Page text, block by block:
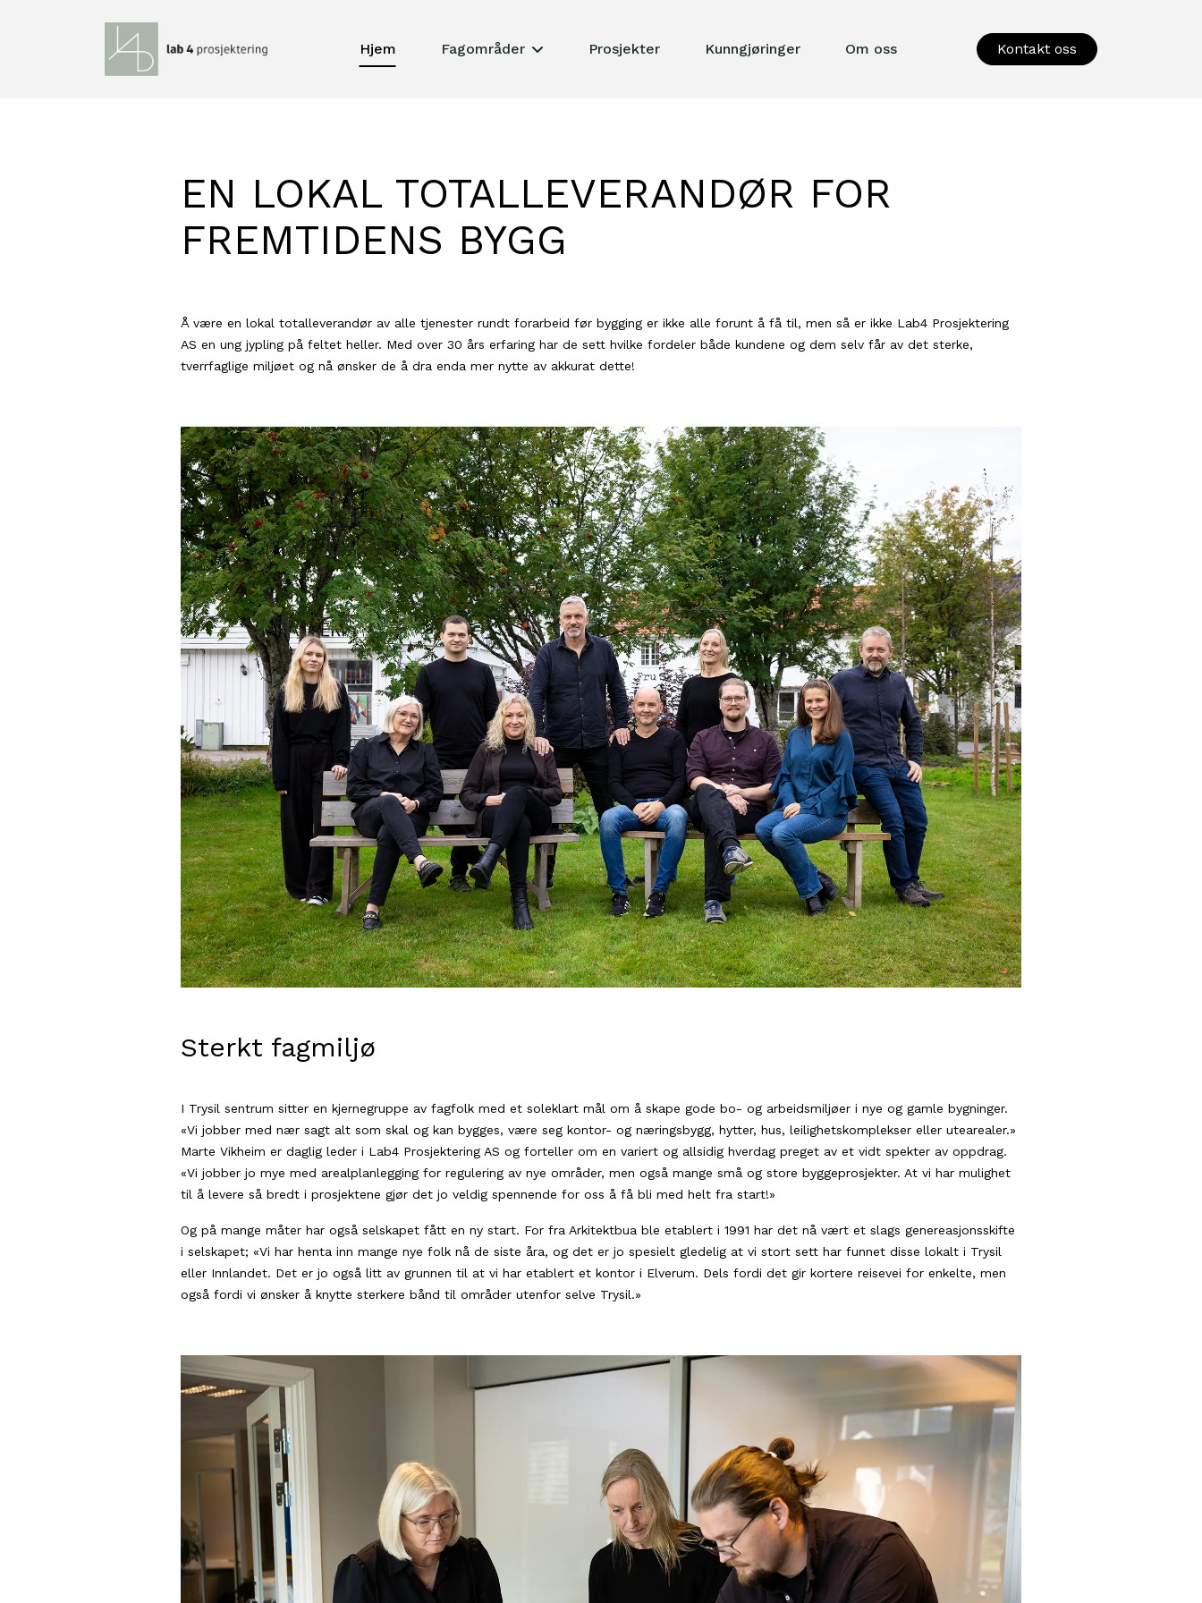
Hjem Fagområder Prosjekter Kunngjøringer Om oss Kontakt oss
EN LOKAL TOTALLEVERANDØR FOR
FREMTIDENS BYGG
Å være en lokal totalleverandør av alle tjenester rundt forarbeid før bygging er ikke alle forunt å få til, men så er ikke Lab4 Prosjektering
AS en ung jypling på feltet heller. Med over 30 års erfaring har de sett hvilke fordeler både kundene og dem selv får av det sterke,
tverrfaglige miljøet og nå ønsker de å dra enda mer nytte av akkurat dette!
Sterkt fagmiljø
I Trysil sentrum sitter en kjernegruppe av fagfolk med et soleklart mål om å skape gode bo- og arbeidsmiljøer i nye og gamle bygninger.
«Vi jobber med nær sagt alt som skal og kan bygges, være seg kontor- og næringsbygg, hytter, hus, leilighetskomplekser eller utearealer.»
Marte Vikheim er daglig leder i Lab4 Prosjektering AS og forteller om en variert og allsidig hverdag preget av et vidt spekter av oppdrag.
«Vi jobber jo mye med arealplanlegging for regulering av nye områder, men også mange små og store byggeprosjekter. At vi har mulighet
til å levere så bredt i prosjektene gjør det jo veldig spennende for oss å få bli med helt fra start!»
Og på mange måter har også selskapet fått en ny start. For fra Arkitektbua ble etablert i 1991 har det nå vært et slags genereasjonsskifte
i selskapet; «Vi har henta inn mange nye folk nå de siste åra, og det er jo spesielt gledelig at vi stort sett har funnet disse lokalt i Trysil
eller Innlandet. Det er jo også litt av grunnen til at vi har etablert et kontor i Elverum. Dels fordi det gir kortere reisevei for enkelte, men
også fordi vi ønsker å knytte sterkere bånd til områder utenfor selve Trysil.»